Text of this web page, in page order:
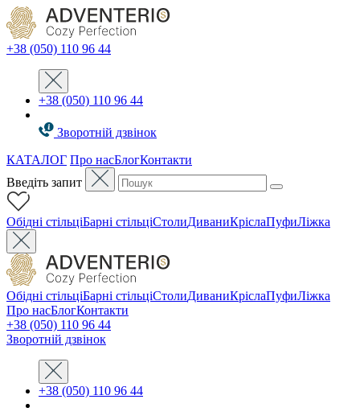
+38 (050) 110 96 44
+38 (050) 110 96 44
Зворотній дзвінок
КАТАЛОГ Про насБлогКонтакти
Введіть запит
Oбідні стільціБарні стільціСтолиДиваниКріслаПуфиЛіжка
Oбідні стільціБарні стільціСтолиДиваниКріслаПуфиЛіжка
Про насБлогКонтакти
+38 (050) 110 96 44
Зворотній дзвінок
+38 (050) 110 96 44